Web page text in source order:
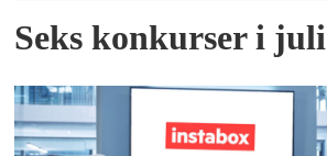
Seks konkurser i juli